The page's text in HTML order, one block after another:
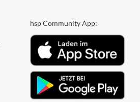
hsp Community App: